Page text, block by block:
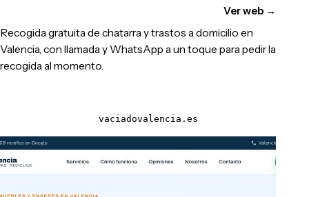
Ver web →
Recogida gratuita de chatarra y trastos a domicilio en
Valencia, con llamada y WhatsApp a un toque para pedir la
recogida al momento.
vaciadovalencia.es